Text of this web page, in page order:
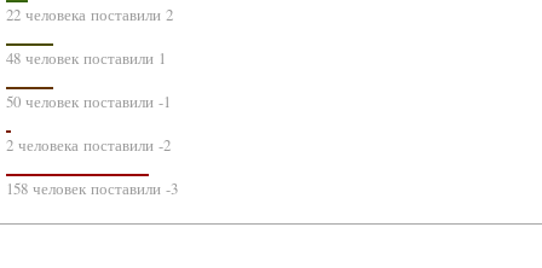
22 человека поставили 2
48 человек поставили 1
50 человек поставили -1
2 человека поставили -2
158 человек поставили -3